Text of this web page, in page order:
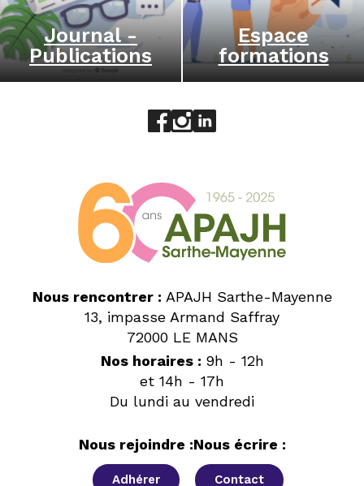
Journal -
Publications
Espace
formations
Aller sur le réseau social
Aller sur le réseau social
Aller sur le réseau
Nous rencontrer : APAJH Sarthe-Mayenne
13, impasse Armand Saffray
72000 LE MANS
Nos horaires : 9h - 12h
et 14h - 17h
Du lundi au vendredi
Nous rejoindre :
Adhérer
Nous écrire :
Contact